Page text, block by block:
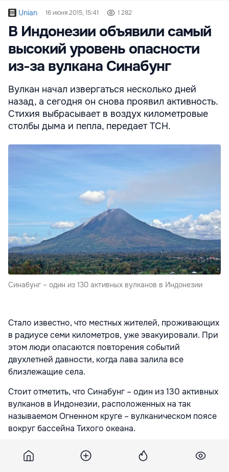
Unian 16 июня 2015, 15:41 1 282
В Индонезии объявили самый
высокий уровень опасности
из-за вулкана Синабунг
Вулкан начал извергаться несколько дней
назад, а сегодня он снова проявил активность.
Стихия выбрасывает в воздух километровые
столбы дыма и пепла, передает ТСН.
Синабунг – один из 130 активных вулканов в Индонезии
Стало известно, что местных жителей, проживающих
в радиусе семи километров, уже эвакуировали. При
этом люди опасаются повторения событий
двухлетней давности, когда лава залила все
близлежащие села.
Стоит отметить, что Синабунг – один из 130 активных
вулканов в Индонезии, расположенных на так
называемом Огненном круге – вулканическом поясе
вокруг бассейна Тихого океана.